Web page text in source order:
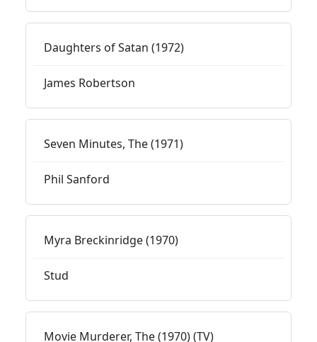
Daughters of Satan (1972)
James Robertson
Seven Minutes, The (1971)
Phil Sanford
Myra Breckinridge (1970)
Stud
Movie Murderer, The (1970) (TV)